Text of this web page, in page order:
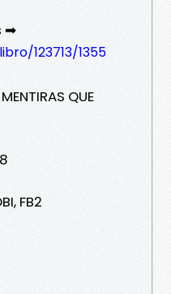
➡
123713/1355
QUE
FB2